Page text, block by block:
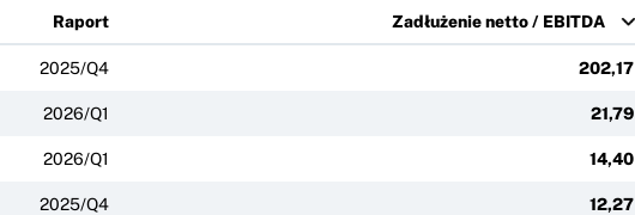
Raport Zadłużenie netto / EBITDA
2025/Q4 202,17
2026/Q1 21,79
2026/Q1 14,40
2025/Q4 12,27